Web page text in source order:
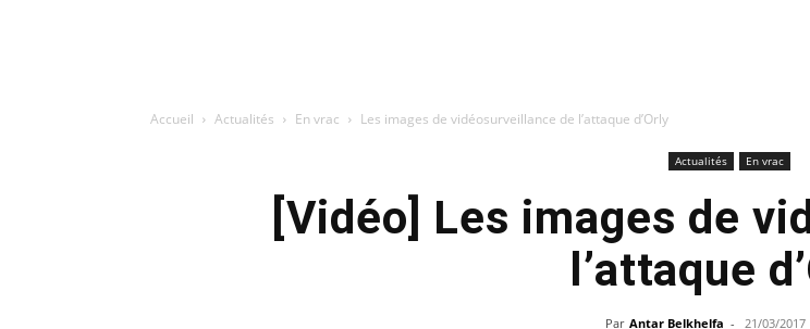
Accueil Actualités En vrac Les images de vidéosurveillance de l’attaque d’Orly
Actualités En vrac
[Vidéo] Les images de
l’attaque
Par Antar Belkhelfa - 21/03/2017